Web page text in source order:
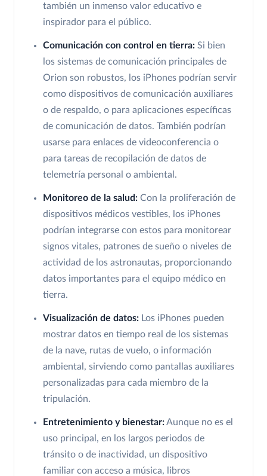
también un inmenso valor educativo e
inspirador para el público.
Comunicación con control en tierra: Si bien
los sistemas de comunicación principales de
Orion son robustos, los iPhones podrían servir
como dispositivos de comunicación auxiliares
o de respaldo, o para aplicaciones específicas
de comunicación de datos. También podrían
usarse para enlaces de videoconferencia o
para tareas de recopilación de datos de
telemetría personal o ambiental.
Monitoreo de la salud: Con la proliferación de
dispositivos médicos vestibles, los iPhones
podrían integrarse con estos para monitorear
signos vitales, patrones de sueño o niveles de
actividad de los astronautas, proporcionando
datos importantes para el equipo médico en
tierra.
Visualización de datos: Los iPhones pueden
mostrar datos en tiempo real de los sistemas
de la nave, rutas de vuelo, o información
ambiental, sirviendo como pantallas auxiliares
personalizadas para cada miembro de la
tripulación.
Entretenimiento y bienestar:Aunque no es el
uso principal, en los largos periodos de
tránsito o de inactividad, un dispositivo
familiar con acceso a música, libros